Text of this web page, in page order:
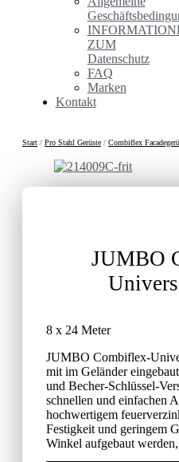
ZUM
Datenschutz
FAQ
Marken
Kontakt
Start / Pro Stahl Gerüste / Combiflex
JUMBO
8 x 24 Meter
JUMBO Combiflex-
mit im Geländer
und Becher-Schlüssel-
schnellen und einfachen
hochwertigem
Festigkeit und geringem
Winkel aufgebaut